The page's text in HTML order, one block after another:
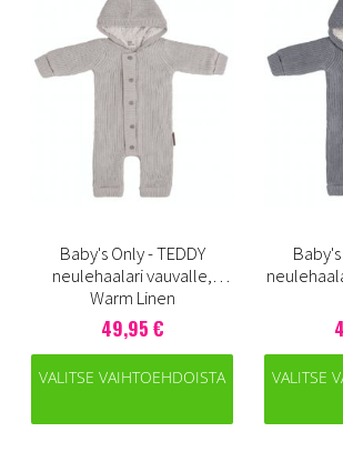
Baby's Only - TEDDY
neulehaalari vauvalle,
Warm Linen
49,95 €
VALITSE VAIHTOEHDOISTA VALITSE